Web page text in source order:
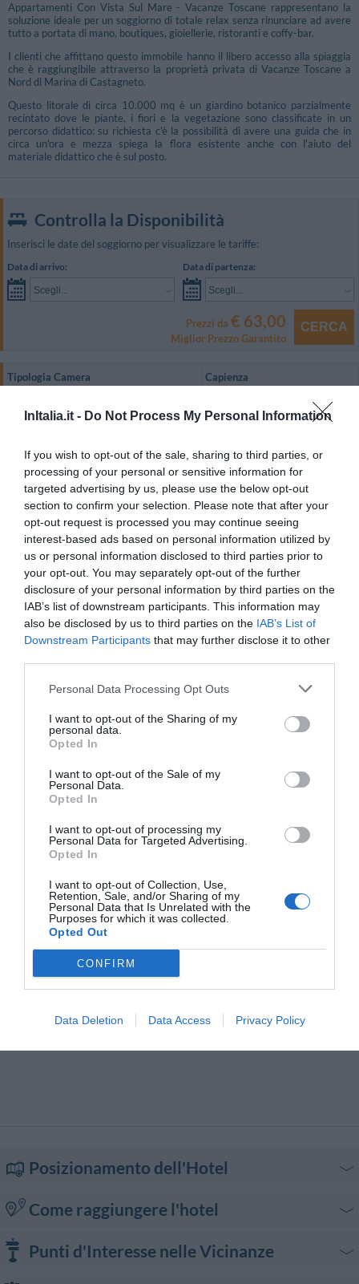
InItalia.it - Do Not Process My Personal Information
If you wish to opt-out of the sale, sharing to third parties, or
processing of your personal or sensitive information for
targeted advertising by us, please use the below opt-out
section to confirm your selection. Please note that after your
opt-out request is processed you may continue seeing
interest-based ads based on personal information utilized by
us or personal information disclosed to third parties prior to
your opt-out. You may separately opt-out of the further
disclosure of your personal information by third parties on the
IAB’s list of downstream participants. This information may
also be disclosed by us to third parties on the IAB’s List of
Downstream Participants that may further disclose it to other
Personal Data Processing Opt Outs
I want to opt-out of the Sharing of my
personal data.
Opted In
I want to opt-out of the Sale of my
Personal Data.
Opted In
I want to opt-out of processing my
Personal Data for Targeted Advertising.
Opted In
I want to opt-out of Collection, Use,
Retention, Sale, and/or Sharing of my
Personal Data that Is Unrelated with the
Purposes for which it was collected.
Opted Out
CONFIRM
Data Deletion Data Access Privacy Policy
Appartamenti Con Vista Sul Mare - Vacanze Toscane rappresentano la
soluzione ideale per un soggiorno di totale relax senza rinunciare ad avere
tutto a portata di mano, boutiques, gioiellerie, ristoranti e coffy-bar.
I clienti che affittano questo immobile hanno il libero accesso alla spiaggia
che è raggiungibile attraverso la proprietà privata di Vacanze Toscane a
Nord di Marina di Castagneto.
Questo litorale di circa 10.000 mq è un giardino botanico parzialmente
recintato dove le piante, i fiori e la vegetazione sono classificate in un
percorso didattico: su richiesta c'è la possibilità di avere una guida che in
circa un'ora e mezza spiega la flora esistente anche con l'aiuto del
materiale didattico che è sul posto.
Controlla la Disponibilità
Inserisci le date del soggiorno per visualizzare le tariffe:
Data di arrivo:
Scegli...
Data di partenza:
Scegli...
Prezzi da € 63,00
Miglior Prezzo Garantito
CERCA
Tipologia Camera Capienza
MOSTRA TARIFFE
L'appartamento Nautilus dispone di bagno molto grande con doccia e
lavatrice, camera con letto matrimoniale, letto singolo, armadio con ferro e
asse da stiro, terrazzo sul mare con un tavolino in pietra e due sdraio, sala
da pranzo con tavolo e due poltrone letto, angolo cottura con tutto il
necessario per cucinare (forno a gas, fornelli a gas, frigorifero con freezer,
tostapane, macchina da caffè, lavastoviglie), un altro terrazzo con un
tavolino di pietra, sedie in ferro battuto e un ombrellone.
Su richiesta l'appartamento Nautilus può essere messo in comunicazione
con il monolocale Murex.
Per i mesi freddi l'appartamento è dotato di impianto di riscaldamento,
mentre nei mesi caldi di un impianto di climatizzazione.
Camere disponibili: Monolocale per 2 persone, Bilocale per 3 persone.
Servizi Inclusi nel prezzo
Accettati Animali Piccola Taglia
Ascensore
Connessione ad Internet
Solarium
Spiaggia Privata
Caratteristiche dell'hotel
Fronte Mare
Gay Friendly
Ristrutturato recentemente
Terrazza
Vista Panoramica
Posizionamento dell'Hotel
Come raggiungere l'hotel
In auto
Dalla Superstrada Aurelia prendere l’uscita per Donoratico. Giunti alla
Punti d'Interesse nelle Vicinanze